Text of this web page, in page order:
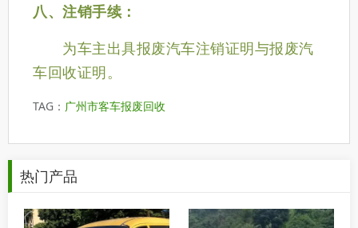
八、注销手续：
为车主出具报废汽车注销证明与报废汽
车回收证明。
TAG： 广州市客车报废回收
热门产品